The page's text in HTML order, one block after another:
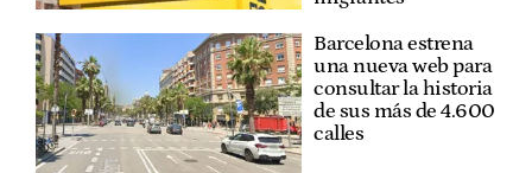
Barcelona estrena
una nueva web para
consultar la historia
de sus más de 4.600
calles